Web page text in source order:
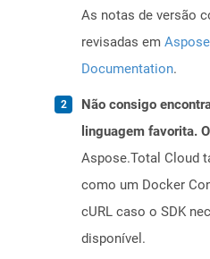
As notas de versão
revisadas em
Documentation.
Não consigo
linguagem favorita.
Aspose.Total Cloud
como um Docker
cURL caso o SDK
disponível.